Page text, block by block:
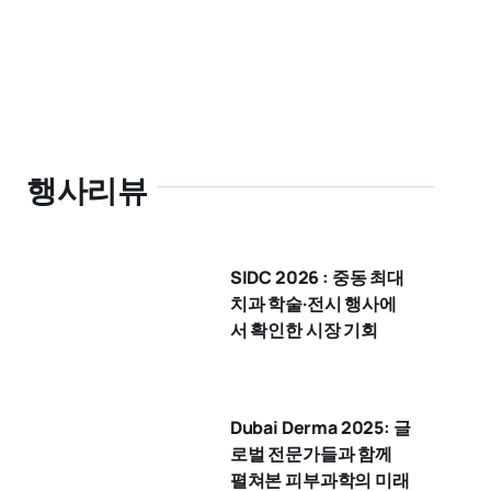
행사리뷰
SIDC 2026 : 중동 최대
치과 학술·전시 행사에
서 확인한 시장 기회
Dubai Derma 2025: 글
로벌 전문가들과 함께
펼쳐본 피부과학의 미래